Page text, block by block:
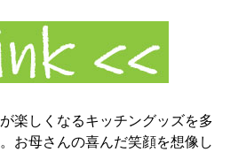
楽しくなるキッチングッズを多
お母さんの喜んだ笑顔を想像し